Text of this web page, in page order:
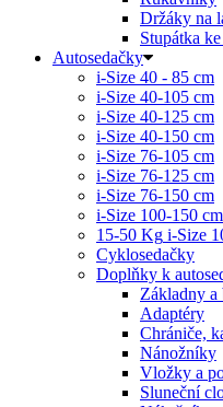
Držáky na
Stupátka
Autosedačky
i-Size 40 - 85 cm
i-Size 40-105 cm
i-Size 40-125 cm
i-Size 40-150 cm
i-Size 76-105 cm
i-Size 76-125 cm
i-Size 76-150 cm
i-Size 100-150
15-50 Kg i-Size
Cyklosedačky
Doplňky k
Základny a
Adaptéry
Chrániče,
Nánožníky
Vložky a
Sluneční